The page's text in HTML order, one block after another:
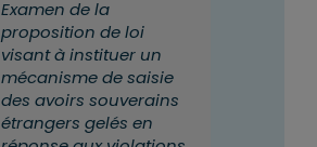
Examen de la
proposition de loi
visant à instituer un
mécanisme de saisie
des avoirs souverains
étrangers gelés en